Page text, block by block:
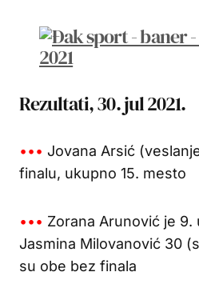
Rezultati, 30. jul 2021.
••• Jovana Arsić
finalu, ukupno 15. mesto
••• Zorana Arunović je 9.
Jasmina Milovanović 30
su obe bez finala